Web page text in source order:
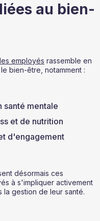
au bien-
employés rassemble en
bien-être, notamment :
santé mentale
et de nutrition
d'engagement
désormais ces
à s'impliquer activement
gestion de leur santé.